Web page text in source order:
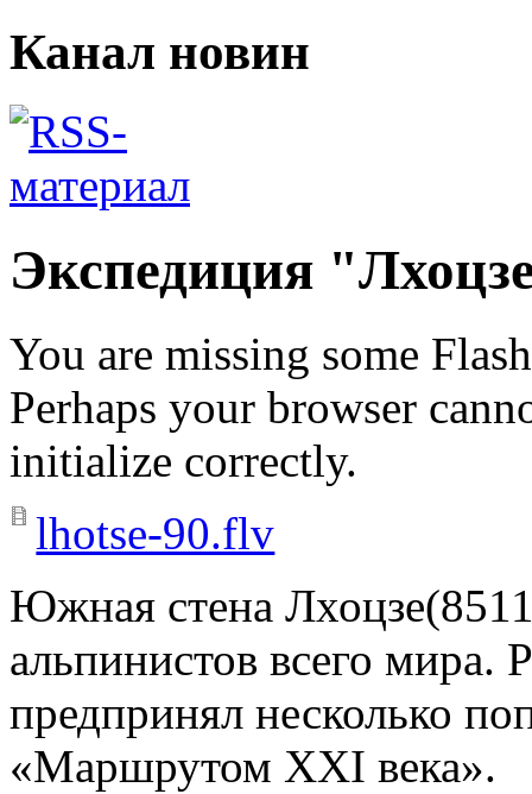
Канал новин
Экспедиция
You are missing some
Perhaps your browser
initialize correctly.
lhotse-90.flv
Южная стена
альпинистов всего мира.
предпринял несколько
«Маршрутом ХХI века».